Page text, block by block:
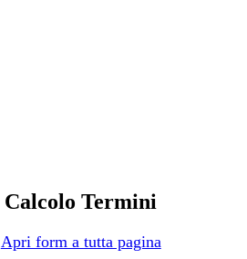
Calcolo Termini
Apri form a tutta pagina